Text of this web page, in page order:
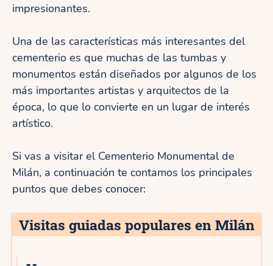
impresionantes.
Una de las características más interesantes del
cementerio es que muchas de las tumbas y
monumentos están diseñados por algunos de los
más importantes artistas y arquitectos de la
época, lo que lo convierte en un lugar de interés
artístico.
Si vas a visitar el Cementerio Monumental de
Milán, a continuación te contamos los principales
puntos que debes conocer:
Visitas guiadas populares en Milán